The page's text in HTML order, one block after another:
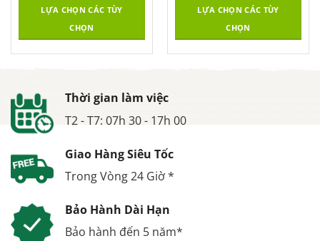
LỰA CHỌN CÁC TÙY
CHỌN
LỰA CHỌN CÁC TÙY
CHỌN
Thời gian làm việc
T2 - T7: 07h 30 - 17h 00
Giao Hàng Siêu Tốc
Trong Vòng 24 Giờ *
Bảo Hành Dài Hạn
Bảo hành đến 5 năm*